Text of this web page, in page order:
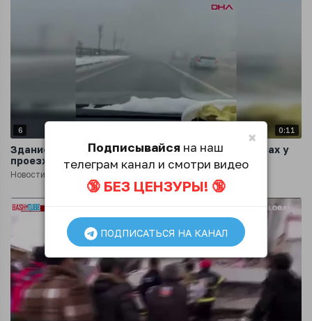
6 0:11
Здание обрушилось в турецкой Малатье на глазах у
проезжавших мимо водителей
Новости
×
Подписывайся на наш
телеграм канал и смотри видео
🔞 БЕЗ ЦЕНЗУРЫ! 🔞
ПОДПИСАТЬСЯ НА КАНАЛ